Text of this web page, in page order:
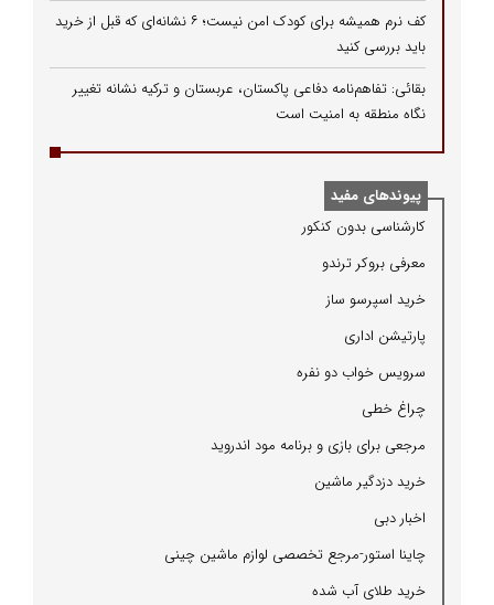
کف نرم همیشه برای کودک امن نیست؛ ۶ نشانه‌ای که قبل از خرید
باید بررسی کنید
بقائی: تفاهم‌نامه دفاعی پاکستان، عربستان و ترکیه نشانه تغییر
نگاه منطقه به امنیت است
پیوندهای مفید
كارشناسی بدون كنكور
معرفی بروكر ترندو
خرید اسپرسو ساز
پارتیشن اداری
سرویس خواب دو نفره
چراغ خطی
مرجعی برای بازی و برنامه مود اندروید
خرید دزدگیر ماشین
اخبار دبی
چاینا استور-مرجع تخصصی لوازم ماشین چینی
خرید طلای آب شده